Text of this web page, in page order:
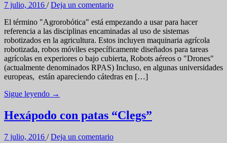
7 julio, 2016 /Deja un comentario
El término "Agrorobótica" está empezando a usar para hacer
referencia a las disciplinas encaminadas al uso de sistemas
robotizados en la agricultura. Estos incluyen maquinaria agrícola
robotizada, robos móviles específicamente diseñados para tareas
agrícolas en experiores o bajo cubierta, Robots aéreos o "Drones"
(actualmente denominados RPAS) Incluso, en algunas universidades
europeas, están apareciendo cátedras en […]
Sigue leyendo →
Hexápodo con patas “Clegs”
7 julio, 2016 /Deja un comentario